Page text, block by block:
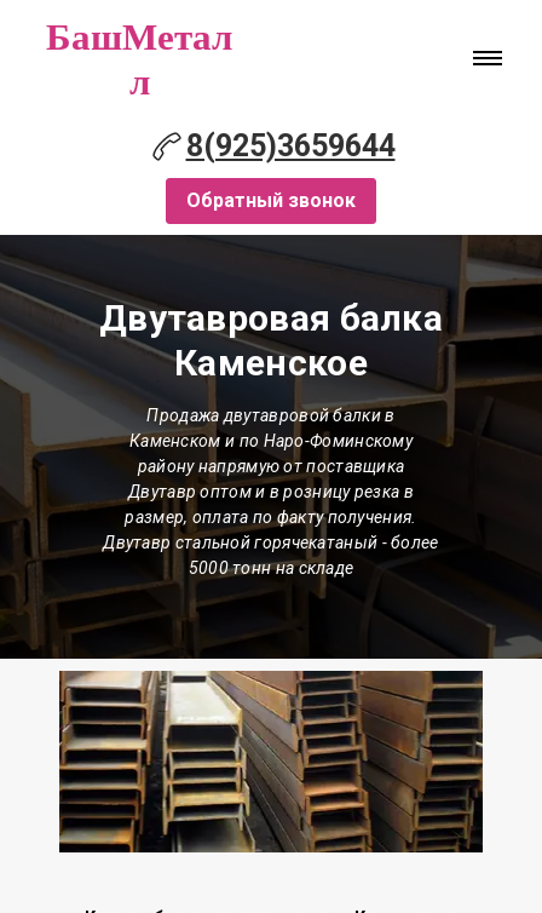
БашМетал
л
8(925)3659644
Обратный звонок
Двутавровая балка
Каменское
Продажа двутавровой балкив
Каменском и по Наро-Фоминскому
району напрямую от поставщика
Двутавр оптом и в розницу резка в
размер, оплата по факту получения.
Двутавр стальной горячекатаный - более
5000 тонн на складе